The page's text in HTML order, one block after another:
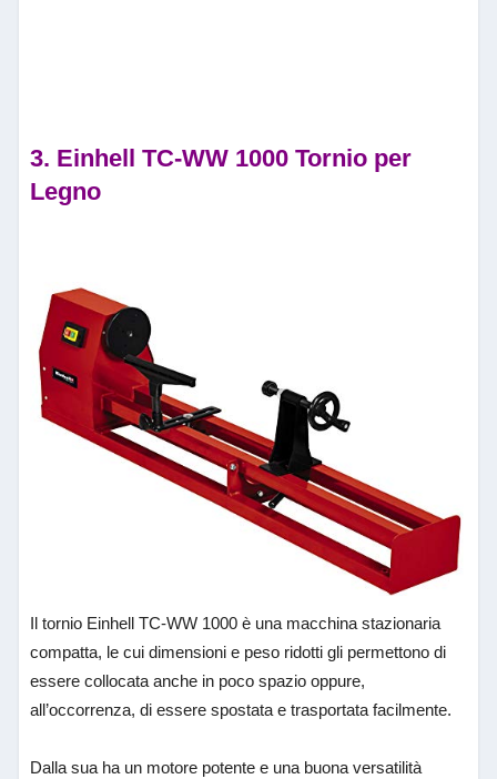
3. Einhell TC-WW 1000 Tornio per
Legno
Il tornio Einhell TC-WW 1000 è una macchina stazionaria
compatta, le cui dimensioni e peso ridotti gli permettono di
essere collocata anche in poco spazio oppure,
all’occorrenza, di essere spostata e trasportata facilmente.
Dalla sua ha un motore potente e una buona versatilità